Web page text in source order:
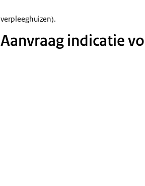
Bereken uw eigen bijdrage met de
rekenhulp van het CAK.
verpleeghuizen).
Aanvraag indicatie